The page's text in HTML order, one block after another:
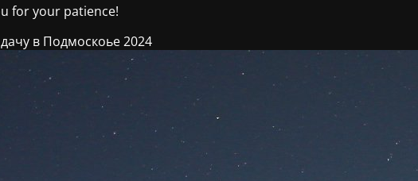
for your patience!
в Подмоскоье 2024